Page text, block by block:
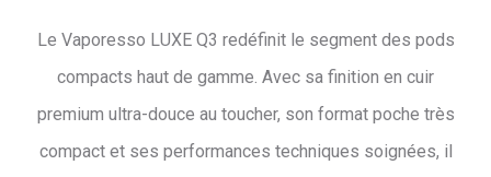
Le Vaporesso LUXE Q3 redéfinit le segment des pods
compacts haut de gamme. Avec sa finition en cuir
premium ultra-douce au toucher, son format poche très
compact et ses performances techniques soignées, il